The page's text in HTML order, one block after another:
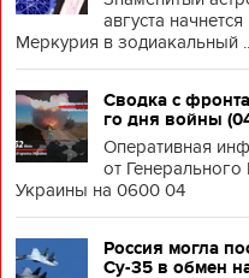
августа
Меркурия в зодиакальный
Сводка с
го дня войны
Оперативная
от
Украины на 0600 04
Россия могла
Су-35 в обмен